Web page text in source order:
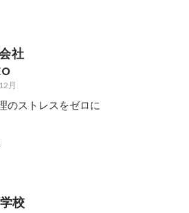
社
月
のストレスをゼロに
校